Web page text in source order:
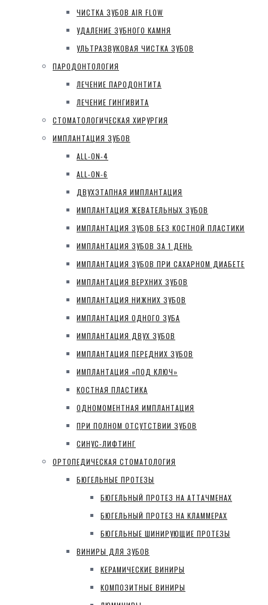
ЧИСТКА ЗУБОВ AIR FLOW
УДАЛЕНИЕ ЗУБНОГО КАМНЯ
УЛЬТРАЗВУКОВАЯ ЧИСТКА ЗУБОВ
ПАРОДОНТОЛОГИЯ
ЛЕЧЕНИЕ ПАРОДОНТИТА
ЛЕЧЕНИЕ ГИНГИВИТА
СТОМАТОЛОГИЧЕСКАЯ ХИРУРГИЯ
ИМПЛАНТАЦИЯ ЗУБОВ
ALL-ON-4
ALL-ON-6
ДВУХЭТАПНАЯ ИМПЛАНТАЦИЯ
ИМПЛАНТАЦИЯ ЖЕВАТЕЛЬНЫХ ЗУБОВ
ИМПЛАНТАЦИЯ ЗУБОВ БЕЗ КОСТНОЙ ПЛАСТИКИ
ИМПЛАНТАЦИЯ ЗУБОВ ЗА 1 ДЕНЬ
ИМПЛАНТАЦИЯ ЗУБОВ ПРИ САХАРНОМ ДИАБЕТЕ
ИМПЛАНТАЦИЯ ВЕРХНИХ ЗУБОВ
ИМПЛАНТАЦИЯ НИЖНИХ ЗУБОВ
ИМПЛАНТАЦИЯ ОДНОГО ЗУБА
ИМПЛАНТАЦИЯ ДВУХ ЗУБОВ
ИМПЛАНТАЦИЯ ПЕРЕДНИХ ЗУБОВ
ИМПЛАНТАЦИЯ «ПОД КЛЮЧ»
КОСТНАЯ ПЛАСТИКА
ОДНОМОМЕНТНАЯ ИМПЛАНТАЦИЯ
ПРИ ПОЛНОМ ОТСУТСТВИИ ЗУБОВ
СИНУС-ЛИФТИНГ
ОРТОПЕДИЧЕСКАЯ СТОМАТОЛОГИЯ
БЮГЕЛЬНЫЕ ПРОТЕЗЫ
БЮГЕЛЬНЫЙ ПРОТЕЗ НА АТТАЧМЕНАХ
БЮГЕЛЬНЫЙ ПРОТЕЗ НА КЛАММЕРАХ
БЮГЕЛЬНЫЕ ШИНИРУЮЩИЕ ПРОТЕЗЫ
ВИНИРЫ ДЛЯ ЗУБОВ
КЕРАМИЧЕСКИЕ ВИНИРЫ
КОМПОЗИТНЫЕ ВИНИРЫ